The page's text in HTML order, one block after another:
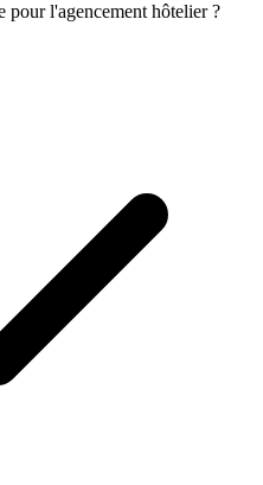
pour l'agencement hôtelier ?